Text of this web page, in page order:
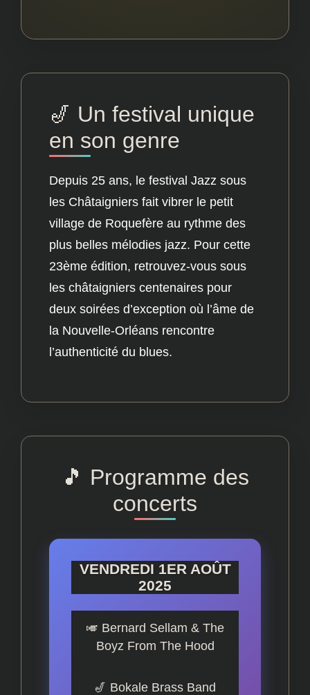
🎷 Un festival unique
en son genre
Depuis 25 ans, le festival Jazz sous
les Châtaigniers fait vibrer le petit
village de Roquefère au rythme des
plus belles mélodies jazz. Pour cette
23ème édition, retrouvez-vous sous
les châtaigniers centenaires pour
deux soirées d’exception où l’âme de
la Nouvelle-Orléans rencontre
l’authenticité du blues.
🎵 Programme des
concerts
VENDREDI 1ER AOÛT
2025
🎺 Bernard Sellam & The
Boyz From The Hood
🎷 Bokale Brass Band